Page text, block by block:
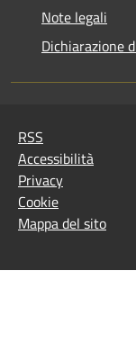
Note legali
Dichiarazione
RSS
Accessibilità
Privacy
Cookie
Mappa del sito